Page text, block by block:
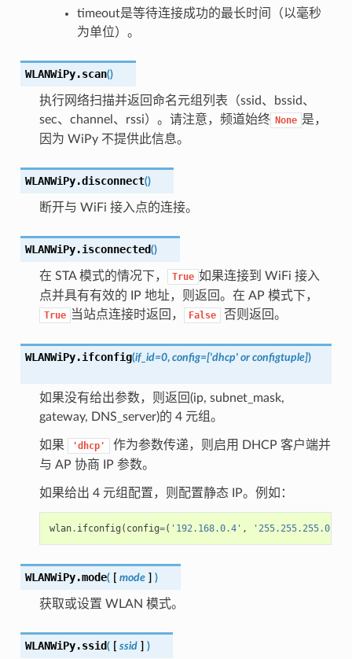
timeout是等待连接成功的最长时间（以毫秒
为单位）。
WLANWiPy.scan()
执行网络扫描并返回命名元组列表（ssid、bssid、
sec、channel、rssi）。请注意，频道始终 None 是，
因为 WiPy 不提供此信息。
WLANWiPy.disconnect()
断开与 WiFi 接入点的连接。
WLANWiPy.isconnected()
在 STA 模式的情况下， True 如果连接到 WiFi 接入
点并具有有效的 IP 地址，则返回。在 AP 模式下，
True 当站点连接时返回， False 否则返回。
WLANWiPy.ifconfig(if_id=0, config=['dhcp' or configtuple])
如果没有给出参数，则返回(ip, subnet_mask,
gateway, DNS_server)的 4 元组。
如果 'dhcp'
作为参数传递，则启用 DHCP 客户端并
与 AP 协商 IP 参数。
如果给出 4 元组配置，则配置静态 IP。例如：
wlan. ifconfig ( config=( '192.168.0.4' , '255.255.255.0'
WLANWiPy.mode( [ mode ] )
获取或设置 WLAN 模式。
WLANWiPy.ssid( [ ssid ] )